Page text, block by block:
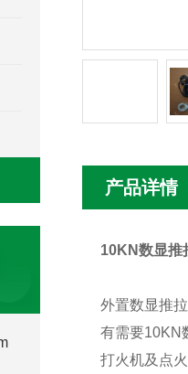
产品详情
10KN数显推
外置数显推
有需要10KN
打火机及点